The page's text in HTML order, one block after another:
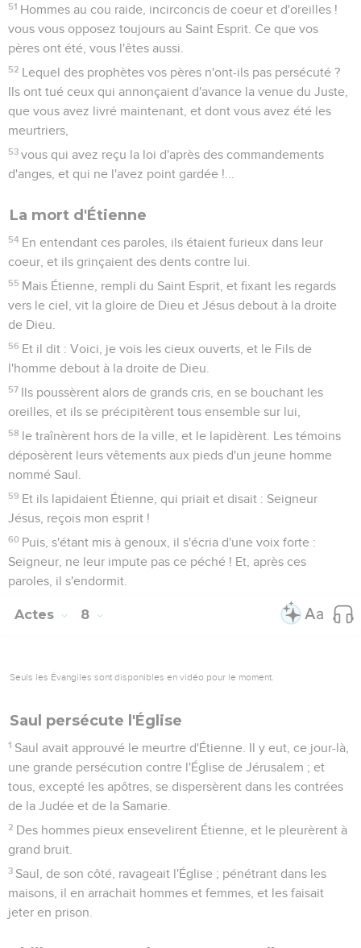
51 Hommes au cou raide, incirconcis de coeur et d'oreilles !
vous vous opposez toujours au Saint Esprit. Ce que vos
pères ont été, vous l'êtes aussi.
52 Lequel des prophètes vos pères n'ont-ils pas persécuté ?
Ils ont tué ceux qui annonçaient d'avance la venue du Juste,
que vous avez livré maintenant, et dont vous avez été les
meurtriers,
53 vous qui avez reçu la loi d'après des commandements
d'anges, et qui ne l'avez point gardée !...
La mort d'Étienne
54 En entendant ces paroles, ils étaient furieux dans leur
coeur, et ils grinçaient des dents contre lui.
55 Mais Étienne, rempli du Saint Esprit, et fixant les regards
vers le ciel, vit la gloire de Dieu et Jésus debout à la droite
de Dieu.
56 Et il dit : Voici, je vois les cieux ouverts, et le Fils de
l'homme debout à la droite de Dieu.
57 Ils poussèrent alors de grands cris, en se bouchant les
oreilles, et ils se précipitèrent tous ensemble sur lui,
58 le traînèrent hors de la ville, et le lapidèrent. Les témoins
déposèrent leurs vêtements aux pieds d'un jeune homme
nommé Saul.
59 Et ils lapidaient Étienne, qui priait et disait : Seigneur
Jésus, reçois mon esprit !
60 Puis, s'étant mis à genoux, il s'écria d'une voix forte :
Seigneur, ne leur impute pas ce péché ! Et, après ces
paroles, il s'endormit.
Actes 8
Seuls les Évangiles sont disponibles en vidéo pour le moment.
Saul persécute l'Église
1 Saul avait approuvé le meurtre d'Étienne. Il y eut, ce jour-là,
une grande persécution contre l'Église de Jérusalem ; et
tous, excepté les apôtres, se dispersèrent dans les contrées
de la Judée et de la Samarie.
2 Des hommes pieux ensevelirent Étienne, et le pleurèrent à
grand bruit.
3 Saul, de son côté, ravageait l'Église ; pénétrant dans les
maisons, il en arrachait hommes et femmes, et les faisait
jeter en prison.